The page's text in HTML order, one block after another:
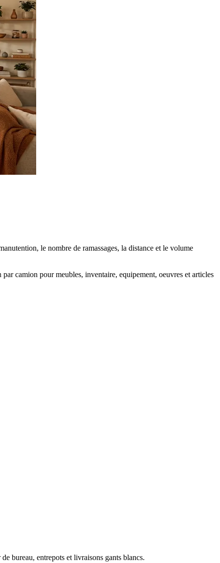
le nombre de ramassages, la distance et le volume
camion pour meubles, inventaire, equipement, oeuvres et articles
bureau, entrepots et livraisons gants blancs.